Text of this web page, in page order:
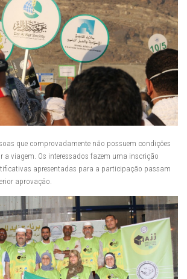
que comprovadamente não possuem condições
a viagem. Os interessados fazem uma inscrição
apresentadas para a participação passam
aprovação.